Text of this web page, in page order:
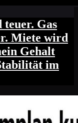
Gas
Miete wird
Gehalt
im